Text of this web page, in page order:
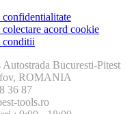
confidentialitate
acord cookie
conditii
Autostrada Bucuresti-
ROMANIA
36 87
tools.ro